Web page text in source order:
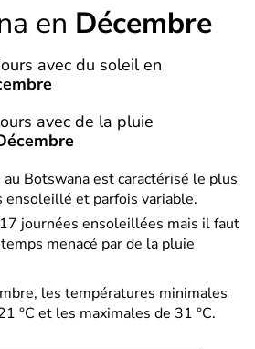
en Décembre
avec du soleil en
avec de la pluie
Botswana est caractérisé le plus
ensoleillé et parfois variable.
journées ensoleillées mais il faut
menacé par de la pluie
les températures minimales
°C et les maximales de 31 °C.